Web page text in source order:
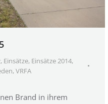
, Einsätze, Einsätze 2014,
,VRFA
Brand in ihrem